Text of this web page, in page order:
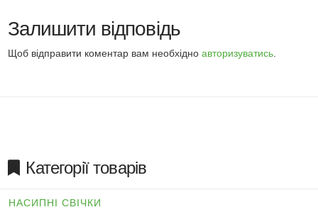
Залишити відповідь
Щоб відправити коментар вам необхідноавторизуватись
Категорії товарів
НАСИПНІ СВІЧКИ